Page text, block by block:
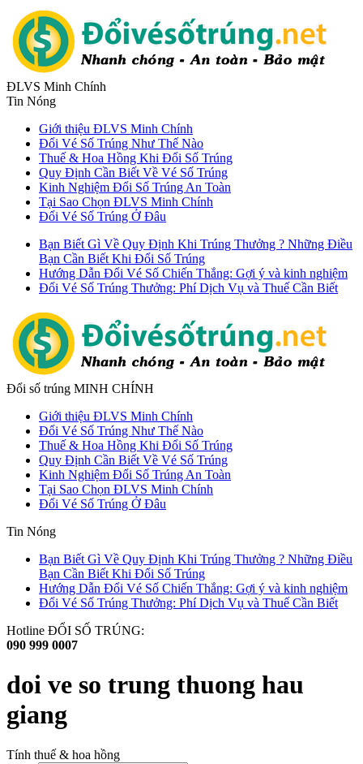
ĐLVS Minh Chính
Tin Nóng
Giới thiệu ĐLVS Minh Chính
Đổi Vé Số Trúng Như Thế Nào
Thuế & Hoa Hồng Khi Đổi Số Trúng
Quy Định Cần Biết Về Vé Số Trúng
Kinh Nghiệm Đổi Số Trúng An Toàn
Tại Sao Chọn ĐLVS Minh Chính
Đổi Vé Số Trúng Ở Đâu
Bạn Biết Gì Về Quy Định Khi Trúng Thưởng ? Những Điều
Bạn Cần Biết Khi Đổi Số Trúng
Hướng Dẫn Đổi Vé Số Chiến Thắng: Gợi ý và kinh nghiệm
Đổi Vé Số Trúng Thưởng: Phí Dịch Vụ và Thuế Cần Biết
Đổi số trúng MINH CHÍNH
Giới thiệu ĐLVS Minh Chính
Đổi Vé Số Trúng Như Thế Nào
Thuế & Hoa Hồng Khi Đổi Số Trúng
Quy Định Cần Biết Về Vé Số Trúng
Kinh Nghiệm Đổi Số Trúng An Toàn
Tại Sao Chọn ĐLVS Minh Chính
Đổi Vé Số Trúng Ở Đâu
Tin Nóng
Bạn Biết Gì Về Quy Định Khi Trúng Thưởng ? Những Điều
Bạn Cần Biết Khi Đổi Số Trúng
Hướng Dẫn Đổi Vé Số Chiến Thắng: Gợi ý và kinh nghiệm
Đổi Vé Số Trúng Thưởng: Phí Dịch Vụ và Thuế Cần Biết
Hotline ĐỔI SỐ TRÚNG:
090 999 0007
doi ve so trung thuong hau
giang
Tính thuế & hoa hồng